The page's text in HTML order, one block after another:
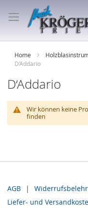
zum
Inhalt
Home
D‘Addario
D‘Addario
Wir können keine
finden
AGB
Liefer- und